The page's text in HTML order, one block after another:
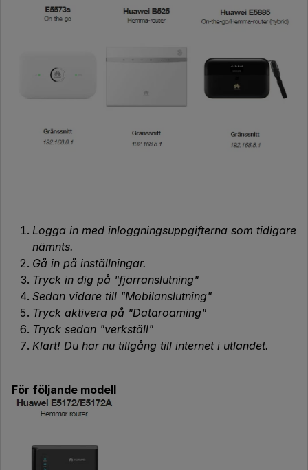
Logga in med inloggningsuppgifterna som tidigare
nämnts.
Gå in på inställningar.
Tryck in dig på "fjärranslutning"
Sedan vidare till "Mobilanslutning"
Tryck aktivera på "Dataroaming"
Tryck sedan "verkställ"
Klart! Du har nu tillgång till internet i utlandet.
För följande modell